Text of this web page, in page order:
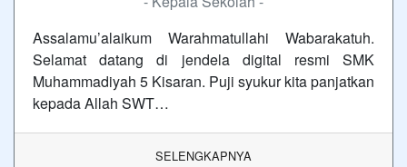
Assalamu’alaikum Warahmatullahi Wabarakatuh.
Selamat datang di jendela digital resmi SMK
Muhammadiyah 5 Kisaran. Puji syukur kita panjatkan
kepada Allah SWT…
SELENGKAPNYA